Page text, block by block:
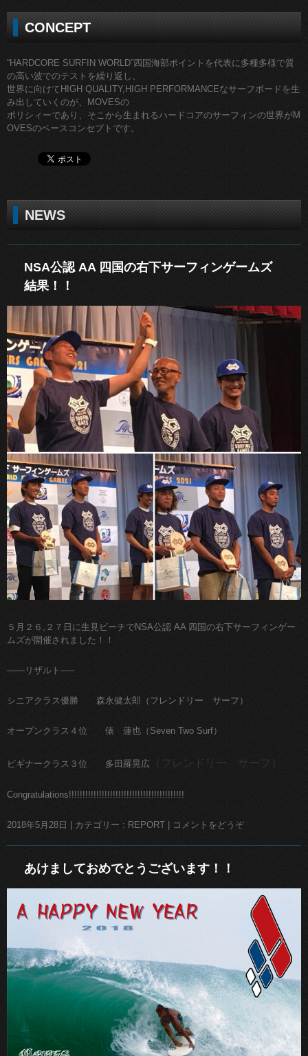
CONCEPT
“HARDCORE SURFIN WORLD”四国海部ポイントを代表に多種多様で質
の高い波でのテストを繰り返し、
世界に向けてHIGH QUALITY,HIGH PERFORMANCEなサーフボードを生
み出していくのが、MOVESの
ポリシィーであり、そこから生まれるハードコアのサーフィンの世界がM
OVESのベースコンセプトです。
NEWS
NSA公認 AA 四国の右下サーフィンゲームズ
結果！！
５月２６,２７日に生見ビーチでNSA公認 AA 四国の右下サーフィンゲー
ムズが開催されました！！
——リザルト—–
シニアクラス優勝 森永健太郎（フレンドリー サーフ）
オープンクラス４位 俵 蓮也（Seven Two Surf）
ビギナークラス３位 多田羅晃広 （フレンドリー サーフ）
Congratulations!!!!!!!!!!!!!!!!!!!!!!!!!!!!!!!!!!!!!!!!!!
2018年5月28日 カテゴリー : REPORT コメントをどうぞ
あけましておめでとうございます！！